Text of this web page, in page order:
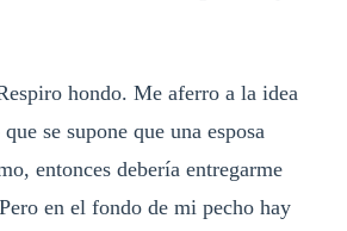
hondo. Me aferro a la idea
se supone que una esposa
entonces debería entregarme
en el fondo de mi pecho hay